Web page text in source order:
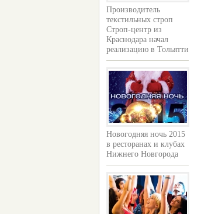
Производитель
текстильных строп
Строп-центр из
Краснодара начал
реализацию в Тольятти
Новогодняя ночь 2015
в ресторанах и клубах
Нижнего Новгорода